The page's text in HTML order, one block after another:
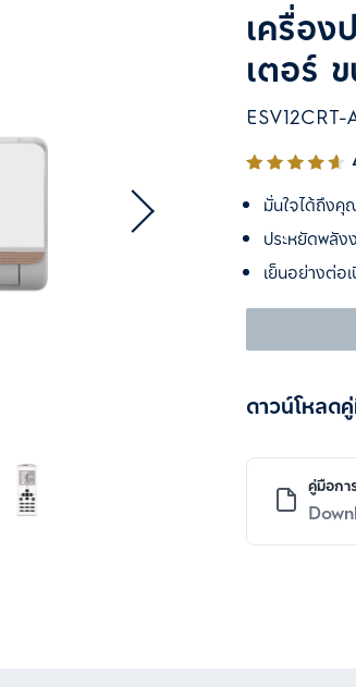
เครื่อง
เตอร์
ESV12CRT-
มั่นใจได้ถึงคุ
ประหยัดพลัง
เย็นอย่างต่อ
ดาวน์โหลด
คู่มือกา